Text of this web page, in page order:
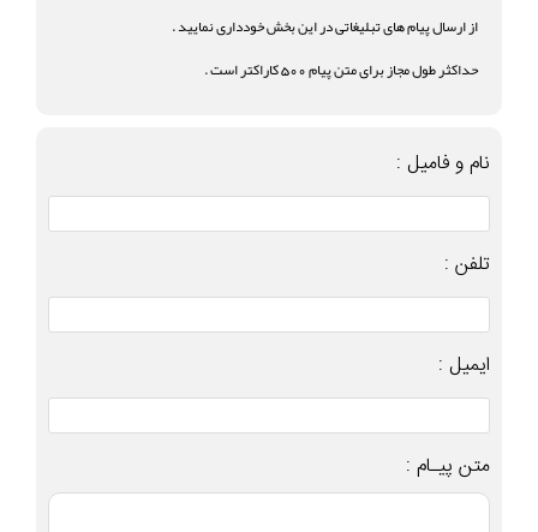
از ارسال پیام های تبلیغاتی در این بخش خودداری نمایید .
حداکثر طول مجاز برای متن پیام 500 کاراکتر است .
نام و فامیل :
تلفن :
ایمیل :
متن پیـام :